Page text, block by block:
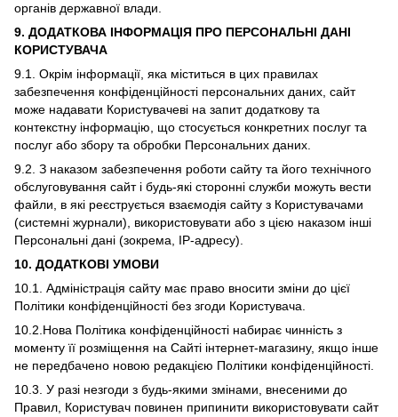
органів державної влади.
9. ДОДАТКОВА ІНФОРМАЦІЯ ПРО ПЕРСОНАЛЬНІ ДАНІ
КОРИСТУВАЧА
9.1. Окрім інформації, яка міститься в цих правилах
забезпечення конфіденційності персональних даних, сайт
може надавати Користувачеві на запит додаткову та
контекстну інформацію, що стосується конкретних послуг та
послуг або збору та обробки Персональних даних.
9.2. З наказом забезпечення роботи сайту та його технічного
обслуговування сайт і будь-які сторонні служби можуть вести
файли, в які реєструється взаємодія сайту з Користувачами
(системні журнали), використовувати або з цією наказом інші
Персональні дані (зокрема, IP-адресу).
10. ДОДАТКОВІ УМОВИ
10.1. Адміністрація сайту має право вносити зміни до цієї
Політики конфіденційності без згоди Користувача.
10.2.Нова Політика конфіденційності набирає чинність з
моменту її розміщення на Сайті інтернет-магазину, якщо інше
не передбачено новою редакцією Політики конфіденційності.
10.3. У разі незгоди з будь-якими змінами, внесеними до
Правил, Користувач повинен припинити використовувати сайт